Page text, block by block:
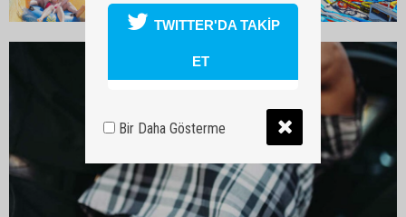
TWITTER'DA TAKİP
ET
Bir Daha Gösterme